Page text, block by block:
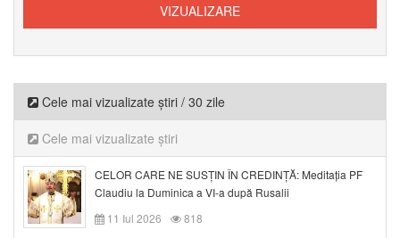
Cele mai vizualizate știri / 30 zile
Cele mai vizualizate știri
CELOR CARE NE SUSȚIN ÎN CREDINȚĂ: Meditația PF
Claudiu la Duminica a VI-a după Rusalii
11 Iul 2026
818